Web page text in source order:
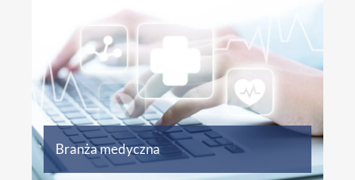
Branża medyczna